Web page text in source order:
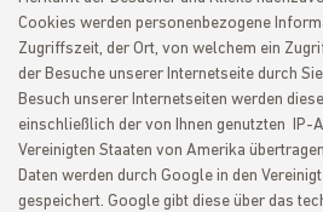
Cookies werden personenbezogene
Zugriffszeit, der Ort, von welchem ein
der Besuche unserer Internetseite durch
Besuch unserer Internetseiten werden
einschließlich der von Ihnen genutzten IP-
Vereinigten Staaten von Amerika
Daten werden durch Google in den
gespeichert. Google gibt diese über das